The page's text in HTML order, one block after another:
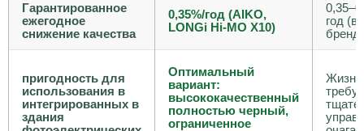
Гарантированное
ежегодное
снижение качества
0,35%/год (AIKO,
LONGi Hi-MO X10)
год
пригодность для
использования в
интегрированных в
здания
Оптимальный
вариант:
высококачественный
полностью черный,
ограниченное